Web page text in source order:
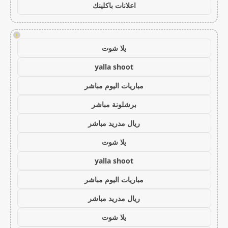
اعلانات باكلينك
!
يلا شوت
yalla shoot
مباريات اليوم مباشر
برشلونة مباشر
ريال مدريد مباشر
يلا شوت
yalla shoot
مباريات اليوم مباشر
ريال مدريد مباشر
يلا شوت